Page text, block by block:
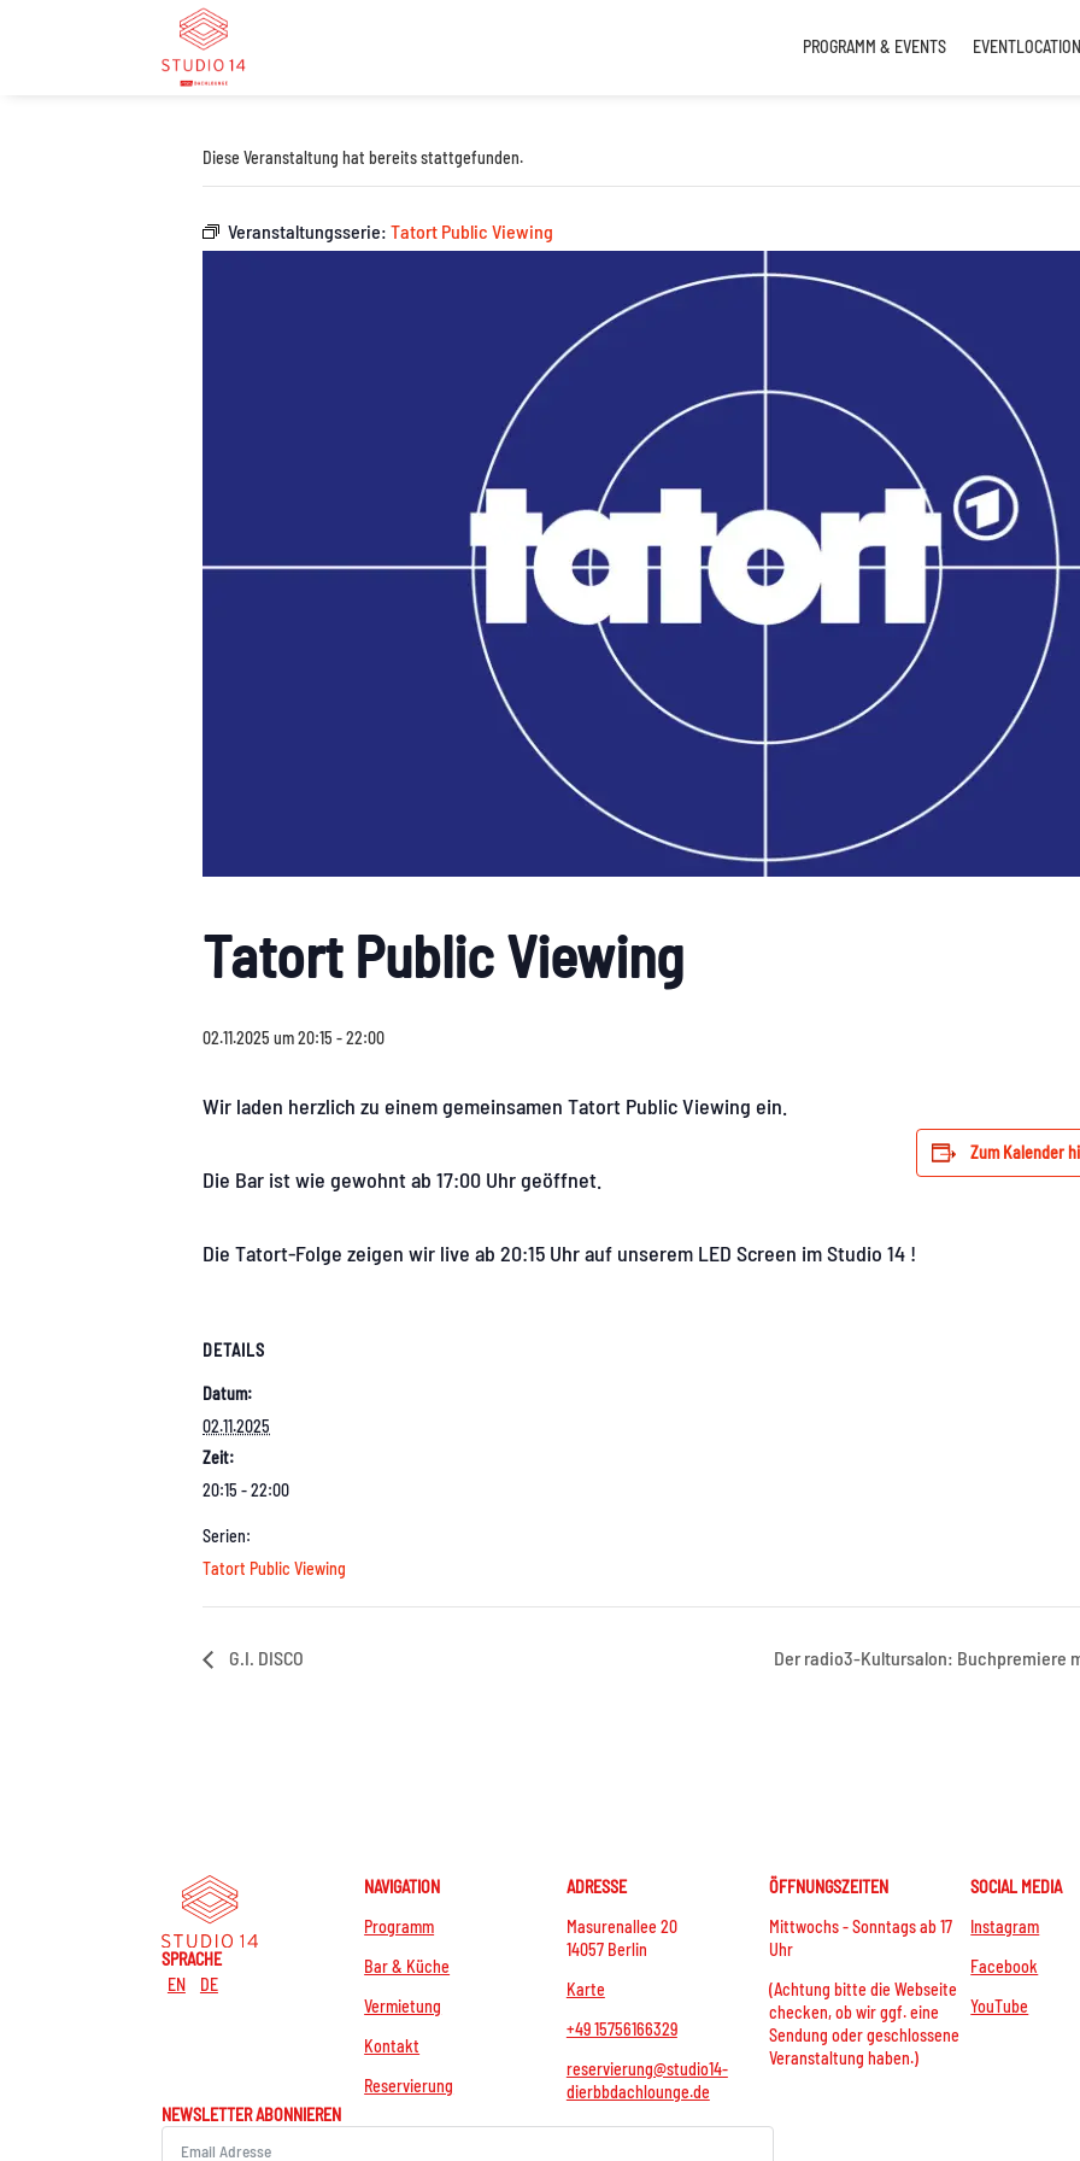
PROGRAMM & EVENTS EVENTLOCATION
Diese Veranstaltung hat bereits stattgefunden.
Veranstaltungsserie: Tatort Public Viewing
Tatort Public Viewing
02.11.2025 um 20:15 -22:00
Wir laden herzlich zu einem gemeinsamen Tatort Public Viewing ein.
Die Bar ist wie gewohnt ab 17:00 Uhr geöffnet.
Die Tatort-Folge zeigen wir live ab 20:15 Uhr auf unserem LED Screen im Studio 14 !
Zum Kalender
DETAILS
Datum:
02.11.2025
Zeit:
20:15 - 22:00
Serien:
Tatort Public Viewing
G.I. DISCO Der radio3-Kultursalon: Buchpremiere
SPRACHE
EN
DE
NAVIGATION
Programm
Bar & Küche
Vermietung
Kontakt
Reservierung
ADRESSE
Masurenallee 20
14057 Berlin
Karte
+49 15756166329
reservierung@studio14-
dierbbdachlounge.de
ÖFFNUNGSZEITEN
Mittwochs - Sonntags ab 17
Uhr
(Achtung bitte die Webseite
checken, ob wir ggf. eine
Sendung oder geschlossene
Veranstaltung haben.)
SOCIAL MEDIA
Instagram
Facebook
YouTube
NEWSLETTER ABONNIEREN